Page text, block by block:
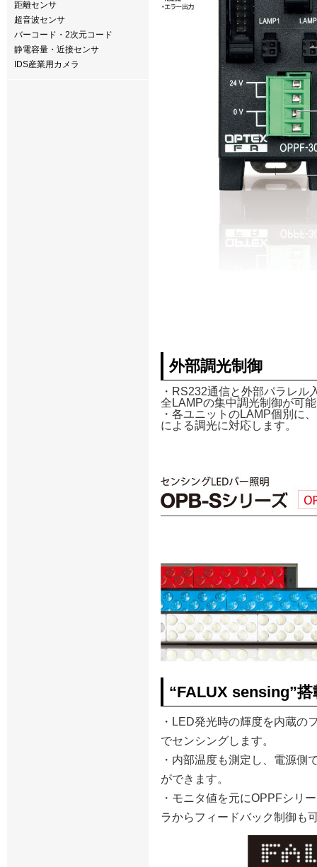
距離センサ
超音波センサ
バーコード・2次元コード
静電容量・近接センサ
IDS産業用カメラ
外部調光制御
・RS232通信と外部パラレル
全LAMPの集中調光制御が可
・各ユニットのLAMP個別に
による調光に対応します。
“FALUX sensing”搭
・LED発光時の輝度を内蔵の
でセンシングします。
・内部温度も測定し、電源側
ができます。
・モニタ値を元にOPPFシリ
ラからフィードバック制御も